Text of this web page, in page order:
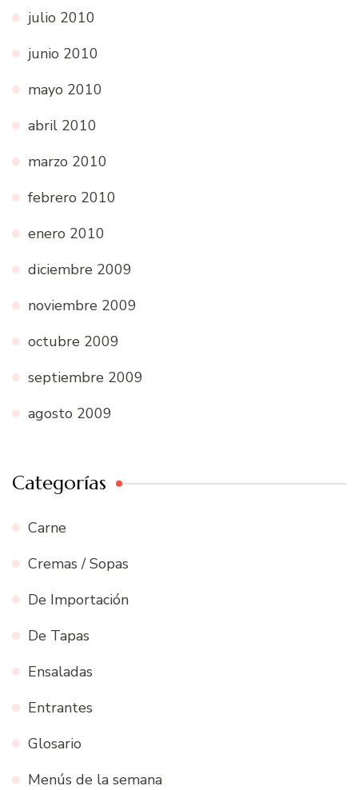
julio 2010
junio 2010
mayo 2010
abril 2010
marzo 2010
febrero 2010
enero 2010
diciembre 2009
noviembre 2009
octubre 2009
septiembre 2009
agosto 2009
Categorías
Carne
Cremas / Sopas
De Importación
De Tapas
Ensaladas
Entrantes
Glosario
Menús de la semana